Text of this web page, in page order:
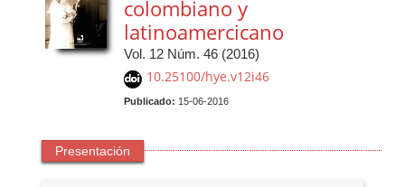
colombiano y
latinoamercicano
Vol. 12 Núm. 46 (2016)
10.25100/hye.v12i46
Publicado: 15-06-2016
Presentación